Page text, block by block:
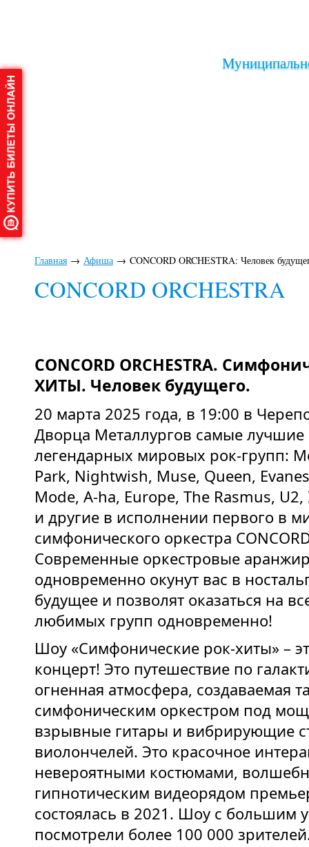
Главная → Афиша → CONCORD ORCHESTRA: Человек
CONCORD ORCHESTRA
CONCORD ORCHESTRA.
ХИТЫ. Человек будущего.
20 марта 2025 года, в 19:00 в
Дворца Металлургов самые
легендарных мировых рок-групп:
Park, Nightwish, Muse, Queen,
Mode, A-ha, Europe, The Rasmus, U2,
и другие в исполнении первого в
симфонического оркестра
Современные оркестровые
одновременно окунут вас в
будущее и позволят оказаться на
любимых групп одновременно!
Шоу «Симфонические рок-хиты» –
концерт! Это путешествие по
огненная атмосфера, создаваемая
симфоническим оркестром под
взрывные гитары и вибрирующие
виолончелей. Это красочное
невероятными костюмами,
гипнотическим видеорядом
состоялась в 2021. Шоу с большим
посмотрели более 100 000